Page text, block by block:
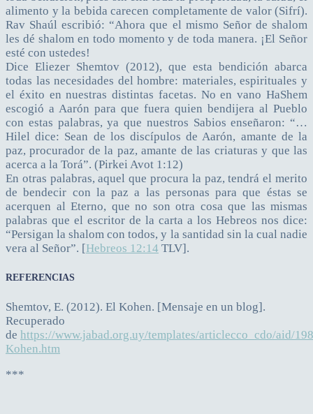
alimento y la bebida carecen completamente de valor (Sifrí).
Rav Shaúl escribió: “Ahora que el mismo Señor de shalom
les dé shalom en todo momento y de toda manera. ¡El Señor
esté con ustedes!
Dice Eliezer Shemtov (2012), que esta bendición abarca
todas las necesidades del hombre: materiales, espirituales y
el éxito en nuestras distintas facetas. No en vano HaShem
escogió a Aarón para que fuera quien bendijera al Pueblo
con estas palabras, ya que nuestros Sabios enseñaron: “…
Hilel dice: Sean de los discípulos de Aarón, amante de la
paz, procurador de la paz, amante de las criaturas y que las
acerca a la Torá”. (Pirkei Avot 1:12)
En otras palabras, aquel que procura la paz, tendrá el merito
de bendecir con la paz a las personas para que éstas se
acerquen al Eterno, que no son otra cosa que las mismas
palabras que el escritor de la carta a los Hebreos nos dice:
“Persigan la shalom con todos, y la santidad sin la cual nadie
vera al Señor”. [Hebreos 12:14 TLV].
REFERENCIAS
Shemtov, E. (2012). El Kohen. [Mensaje en un blog].
Recuperado
de https://www.jabad.org.uy/templates/articlecco_cdo/aid/
Kohen.htm
***